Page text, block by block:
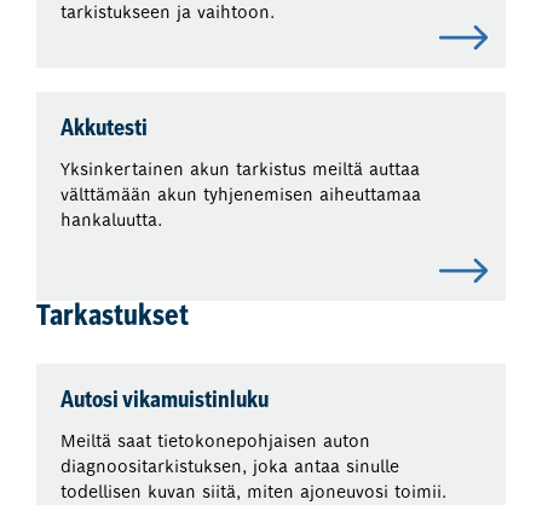
tarkistukseen ja vaihtoon.
Akkutesti
Yksinkertainen akun tarkistus meiltä auttaa
välttämään akun tyhjenemisen aiheuttamaa
hankaluutta.
Tarkastukset
Autosi vikamuistinluku
Meiltä saat tietokonepohjaisen auton
diagnoositarkistuksen, joka antaa sinulle
todellisen kuvan siitä, miten ajoneuvosi toimii.